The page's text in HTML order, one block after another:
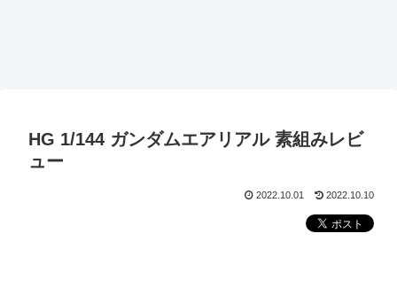
HG 1/144 ガンダムエアリアル 素組みレビ
ュー
2022.10.01 2022.10.10